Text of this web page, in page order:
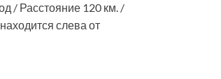
Расстояние 120 км. /
слева от